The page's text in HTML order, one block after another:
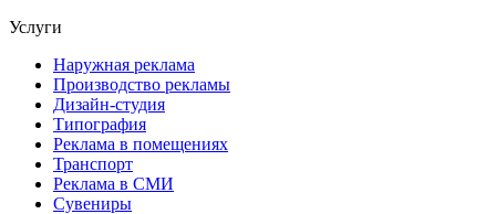
Услуги
Наружная реклама
Производство рекламы
Дизайн-студия
Типография
Реклама в помещениях
Транспорт
Реклама в СМИ
Сувениры